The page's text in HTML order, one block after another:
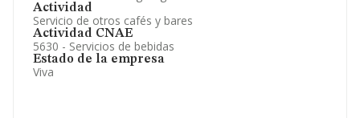
Actividad
Servicio de otros cafés y bares
Actividad CNAE
5630 - Servicios de bebidas
Estado de la empresa
Viva